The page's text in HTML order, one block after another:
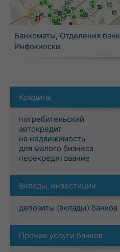
Банкоматы, Отделения
Инфокиоски
Кредиты
потребительский
автокредит
на недвижимость
для малого бизнеса
перекредитование
Вклады, инвестиции
депозиты (вклады) банков
Прочие услуги банков